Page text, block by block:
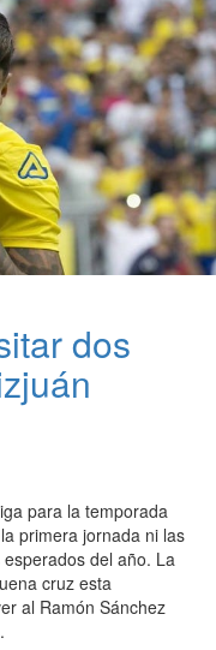
dos
para la temporada
primera jornada ni las
del año. La
cruz esta
al Ramón Sánchez
.